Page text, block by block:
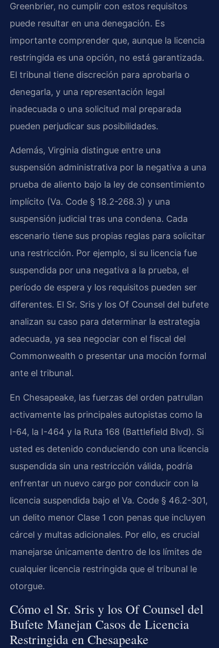
Greenbrier, no cumplir con estos requisitos
puede resultar en una denegación. Es
importante comprender que, aunque la licencia
restringida es una opción, no está garantizada.
El tribunal tiene discreción para aprobarla o
denegarla, y una representación legal
inadecuada o una solicitud mal preparada
pueden perjudicar sus posibilidades.
Además, Virginia distingue entre una
suspensión administrativa por la negativa a una
prueba de aliento bajo la ley de consentimiento
implícito (Va. Code § 18.2-268.3) y una
suspensión judicial tras una condena. Cada
escenario tiene sus propias reglas para solicitar
una restricción. Por ejemplo, si su licencia fue
suspendida por una negativa a la prueba, el
período de espera y los requisitos pueden ser
diferentes. El Sr. Sris y los Of Counsel del bufete
analizan su caso para determinar la estrategia
adecuada, ya sea negociar con el fiscal del
Commonwealth o presentar una moción formal
ante el tribunal.
En Chesapeake, las fuerzas del orden patrullan
activamente las principales autopistas como la
I-64, la I-464 y la Ruta 168 (Battlefield Blvd). Si
usted es detenido conduciendo con una licencia
suspendida sin una restricción válida, podría
enfrentar un nuevo cargo por conducir con la
licencia suspendida bajo el Va. Code § 46.2-301,
un delito menor Clase 1 con penas que incluyen
cárcel y multas adicionales. Por ello, es crucial
manejarse únicamente dentro de los límites de
cualquier licencia restringida que el tribunal le
otorgue.
Cómo el Sr. Sris y los Of Counsel del
Bufete Manejan Casos de Licencia
Restringida en Chesapeake